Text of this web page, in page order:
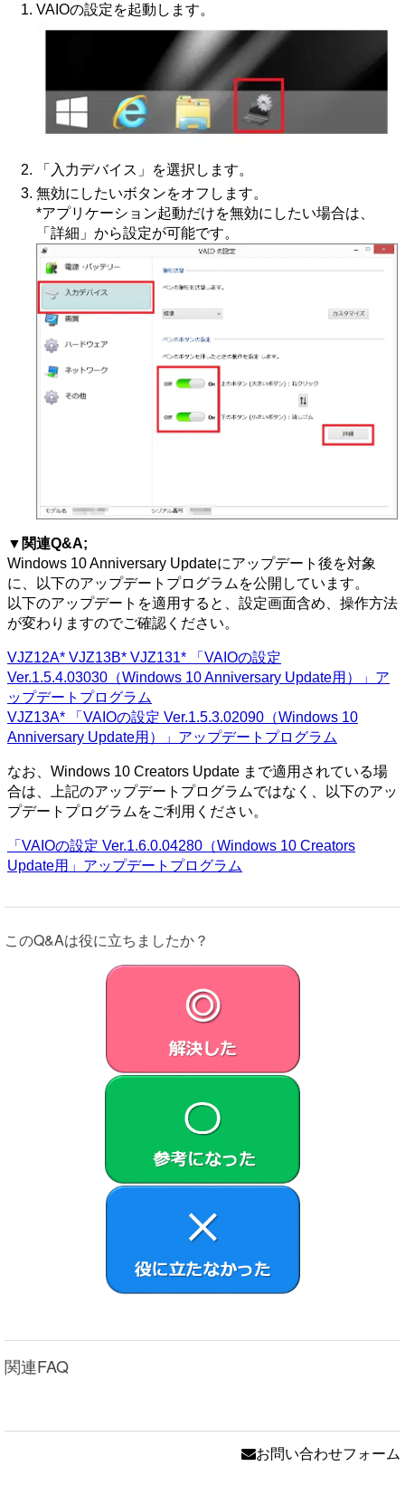
VAIOの設定を起動します。
「入力デバイス」を選択します。
無効にしたいボタンをオフします。
*アプリケーション起動だけを無効にしたい場合は、
「詳細」から設定が可能です。
▼関連Q&A;
Windows 10 Anniversary Updateにアップデート後を対象
に、以下のアップデートプログラムを公開しています。
以下のアップデートを適用すると、設定画面含め、操作方法
が変わりますのでご確認ください。
VJZ12A* VJZ13B* VJZ131* 「VAIOの設定
Ver.1.5.4.03030（Windows 10 Anniversary Update用）」ア
ップデートプログラム
VJZ13A* 「VAIOの設定 Ver.1.5.3.02090（Windows 10
Anniversary Update用）」アップデートプログラム
なお、Windows 10 Creators Update まで適用されている場
合は、上記のアップデートプログラムではなく、以下のアッ
プデートプログラムをご利用ください。
「VAIOの設定 Ver.1.6.0.04280（Windows 10 Creators
Update用」アップデートプログラム
このQ&Aは役に立ちましたか？
関連FAQ
お問い合わせフォーム